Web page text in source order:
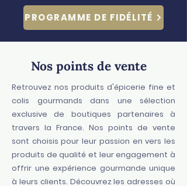
PROGRAMME DE FIDÉLITÉ
Nos points de vente
Retrouvez nos produits d'épicerie fine et
colis gourmands dans une sélection
exclusive de boutiques partenaires à
travers la France. Nos points de vente
sont choisis pour leur passion en vers les
produits de qualité et leur engagement à
offrir une expérience gourmande unique
à leurs clients. Découvrez les adresses où